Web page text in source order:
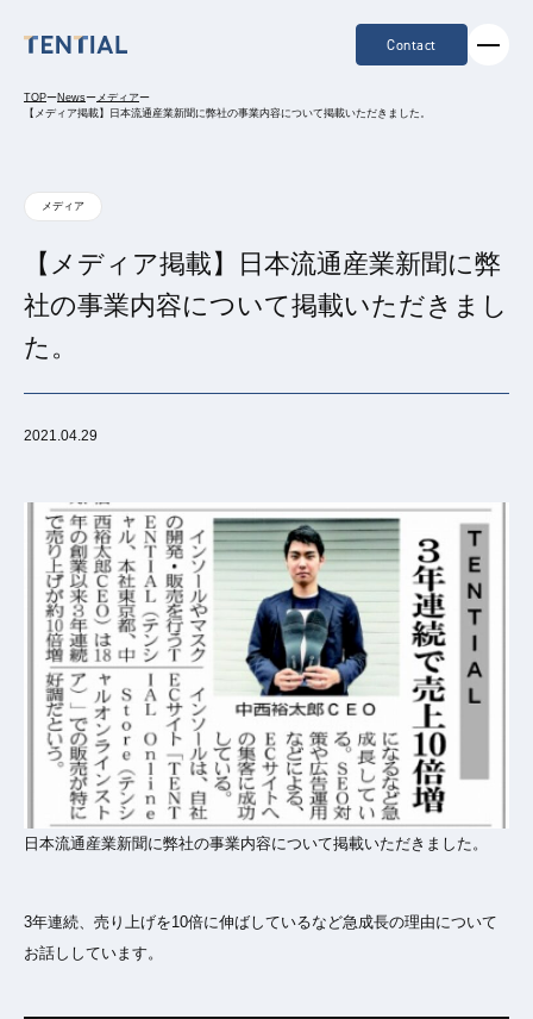
Contact
TOPーNewsーメディアー
【メディア掲載】日本流通産業新聞に弊社の事業内容について掲載いただきました。
メディア
【メディア掲載】日本流通産業新聞に弊
社の事業内容について掲載いただきまし
た。
2021.04.29
日本流通産業新聞に弊社の事業内容について掲載いただきました。
3年連続、売り上げを10倍に伸ばしているなど急成長の理由について
お話ししています。